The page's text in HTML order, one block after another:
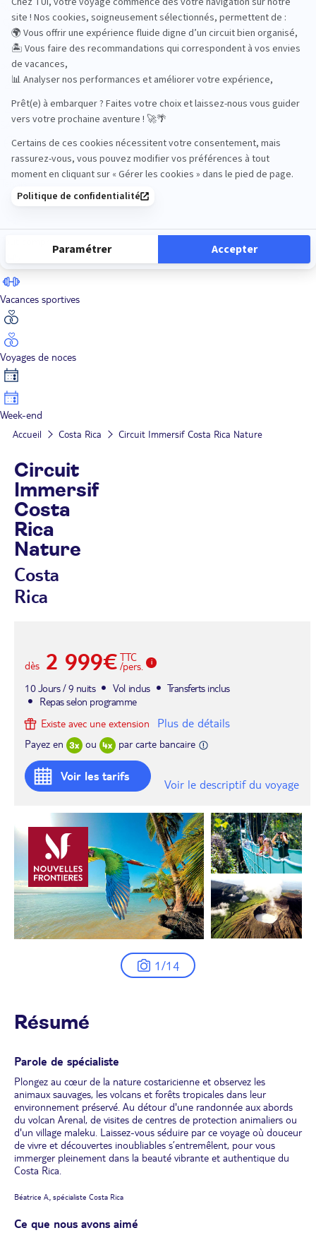
Road Trips
Safari
Sénior
Vacances sportives
Voyages de noces
Week-end
Accueil Costa Rica Circuit Immersif Costa Rica Nature
Circuit
Immersif
Costa
Rica
Nature
Costa
Rica
dès 2 999€ TTC
/pers.
10 Jours / 9 nuits
Vol inclus
Transferts inclus
Repas selon programme
Existe avec une extension
Plus de détails
Payez en ou par carte bancaire
Voir les tarifs
Voir le descriptif du voyage
1/14
Résumé
Parole de spécialiste
Plongez au cœur de la nature costaricienne et observez les
animaux sauvages, les volcans et forêts tropicales dans leur
environnement préservé. Au détour d'une randonnée aux abords
du volcan Arenal, de visites de centres de protection animaliers ou
d'un village maleku. Laissez-vous séduire par ce voyage où douceur
de vivre et découvertes inoubliables s’entremêlent, pour vous
immerger pleinement dans la beauté vibrante et authentique du
Costa Rica.
Béatrice A., spécialiste Costa Rica
Ce que nous avons aimé